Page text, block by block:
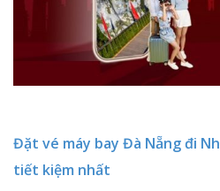
Đặt vé máy bay Đà Nẵng đi
tiết kiệm nhất